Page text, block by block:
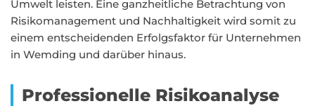
Umwelt leisten. Eine ganzheitliche Betrachtung von
Risikomanagement und Nachhaltigkeit wird somit zu
einem entscheidenden Erfolgsfaktor für Unternehmen
in Wemding und darüber hinaus.
Professionelle Risikoanalyse